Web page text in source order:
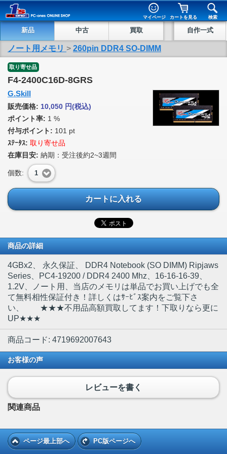
マイページ カートを見る 検索
新品 中古 買取 自作一式
ノート用メモリ > 260pin DDR4 SO-DIMM
取り寄せ品
F4-2400C16D-8GRS
G.Skill
販売価格: 10,050 円(税込)
ポイント率: 1 %
付与ポイント: 101 pt
ｽﾃｰﾀｽ: 取り寄せ品
在庫目安: 納期：受注後約2~3週間
個数: 1
カートに入れる
商品の詳細
4GBx2 、 永久保証、 DDR4 Notebook (SO DIMM) Ripjaws
Series、PC4-19200 / DDR4 2400 Mhz、16-16-16-39、
1.2V、ノート用、当店のメモリは単品でお買い上げでも全
て無料相性保証付き！詳しくはｻｰﾋﾞｽ案内をご覧下さ
い、 ★★★不用品高額買取してます！下取りなら更に
UP★★★
商品コード: 4719692007643
お客様の声
レビューを書く
関連商品
ページ最上部へ PC版ページへ